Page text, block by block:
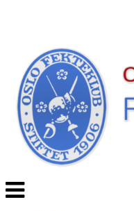
Veksle
navigasjon